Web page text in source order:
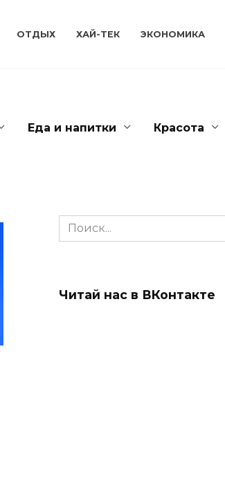
ОТДЫХ ХАЙ-ТЕК ЭКОНОМИКА
Еда и напитки Красота
Search
for:
Читай нас в ВКонтакте